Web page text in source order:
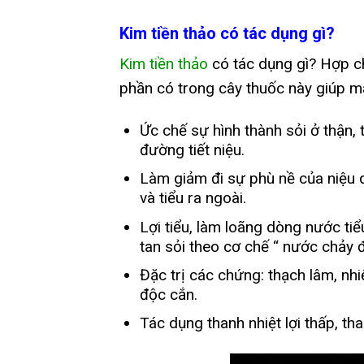
Kim tiền thảo có tác dụng gì?
Kim tiền thảo có tác dụng gì? Hợp
phần có trong cây thuốc này giúp
Ức chế sự hình thành sỏi ở
đường tiết niệu.
Làm giảm đi sự phù nề của
và tiểu ra ngoài.
Lợi tiểu, làm loãng dòng nước
tan sỏi theo cơ chế “ nước chảy
Đặc trị các chứng: thạch lâm,
độc cắn.
Tác dụng thanh nhiệt lợi thấp,